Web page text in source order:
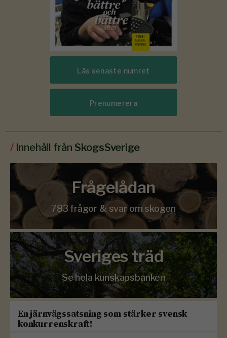
Läs senaste numret
Prenumerera
/ Innehåll från SkogsSverige
Frågelådan
783 frågor & svar om skogen
Sveriges träd
Se hela kunskapsbanken
En järnvägssatsning som stärker svensk
konkurrenskraft!